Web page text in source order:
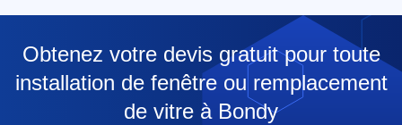
Obtenez votre devis gratuit pour toute
installation de fenêtre ou remplacement
de vitre à Bondy